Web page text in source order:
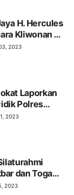
H. Hercules
Kliwonan di
Milad Ke 11
2023
Laporkan
Polres
Mabes
2023
dan Toga
Kata Tokoh
2023